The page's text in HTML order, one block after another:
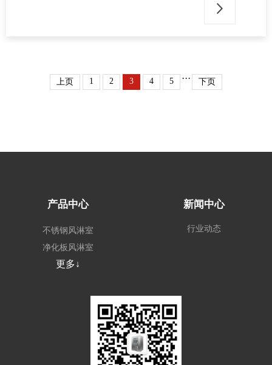
上页 1 2 3 4 5 ··· 下页
产品中心
不锈钢风淋室
净化板风淋室
外冷板风淋室
其他无尘车间配套
更多↓
新闻中心
行业动态